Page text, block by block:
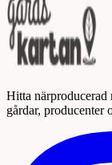
Hitta närproducerad
gårdar, producenter